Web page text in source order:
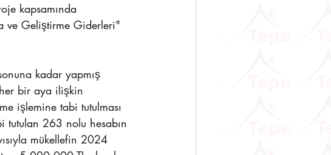
kapsamında
ve Geliştirme Giderleri"
kadar yapmış
bir aya ilişkin
işlemine tabi tutulması
263 nolu hesabın
mükellefin 2024